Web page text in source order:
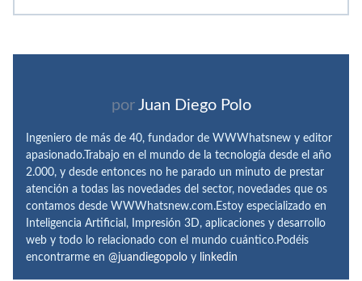
por Juan Diego Polo
Ingeniero de más de 40, fundador de WWWhatsnew y editor
apasionado.Trabajo en el mundo de la tecnología desde el año
2.000, y desde entonces no he parado un minuto de prestar
atención a todas las novedades del sector, novedades que os
contamos desde WWWhatsnew.com.Estoy especializado en
Inteligencia Artificial, Impresión 3D, aplicaciones y desarrollo
web y todo lo relacionado con el mundo cuántico.Podéis
encontrarme en @juandiegopolo y linkedin